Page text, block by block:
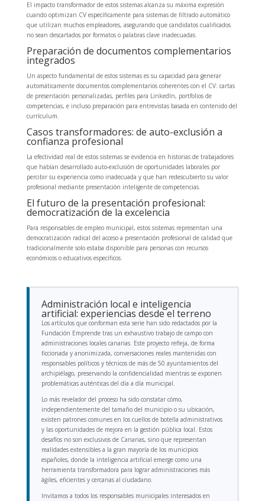
El impacto transformador de estos sistemas alcanza su máxima expresión
cuando optimizan CV específicamente para sistemas de filtrado automático
que utilizan muchos empleadores, asegurando que candidatos cualificados
no sean descartados por formatos o palabras clave inadecuadas.
Preparación de documentos complementarios
integrados
Un aspecto fundamental de estos sistemas es su capacidad para generar
automáticamente documentos complementarios coherentes con el CV: cartas
de presentación personalizadas, perfiles para LinkedIn, portfolios de
competencias, e incluso preparación para entrevistas basada en contenido del
currículum.
Casos transformadores: de auto-exclusión a
confianza profesional
La efectividad real de estos sistemas se evidencia en historias de trabajadores
que habían desarrollado auto-exclusión de oportunidades laborales por
percibir su experiencia como inadecuada y que han redescubierto su valor
profesional mediante presentación inteligente de competencias.
El futuro de la presentación profesional:
democratización de la excelencia
Para responsables de empleo municipal, estos sistemas representan una
democratización radical del acceso a presentación profesional de calidad que
tradicionalmente solo estaba disponible para personas con recursos
económicos o educativos específicos.
Administración local e inteligencia
artificial: experiencias desde el terreno
Los artículos que conforman esta serie han sido redactados por la
Fundación Emprende tras un exhaustivo trabajo de campo con
administraciones locales canarias. Este proyecto refleja, de forma
ficcionada y anonimizada, conversaciones reales mantenidas con
responsables políticos y técnicos de más de 50 ayuntamientos del
archipiélago, preservando la confidencialidad mientras se exponen
problemáticas auténticas del día a día municipal.
Lo más revelador del proceso ha sido constatar cómo,
independientemente del tamaño del municipio o su ubicación,
existen patrones comunes en los cuellos de botella administrativos
y las oportunidades de mejora en la gestión pública local. Estos
desafíos no son exclusivos de Canarias, sino que representan
realidades extensibles a la gran mayoría de los municipios
españoles, donde la inteligencia artificial emerge como una
herramienta transformadora para lograr administraciones más
ágiles, eficientes y cercanas al ciudadano.
Invitamos a todos los responsables municipales interesados en